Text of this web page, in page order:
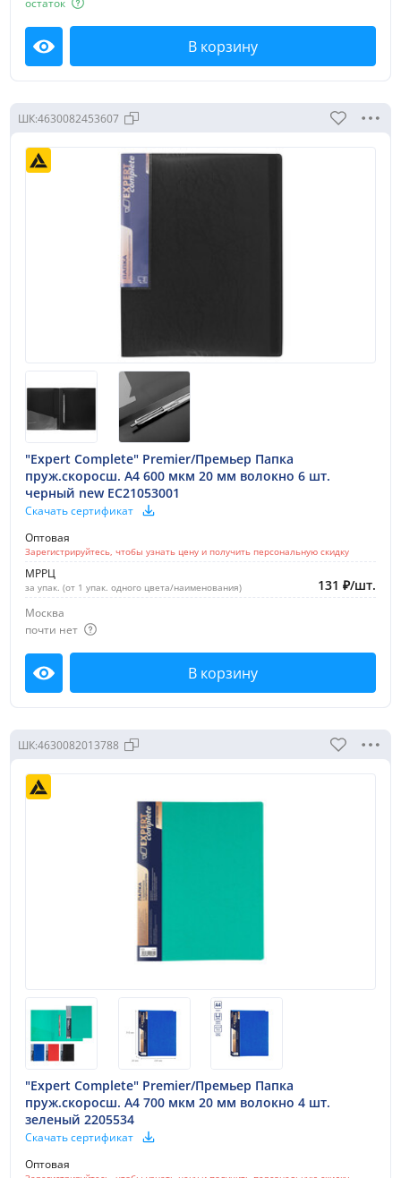
остаток
Посмотреть В корзину
ШК:4630082453607
"Expert Complete" Premier/Премьер Папка
пруж.скоросш. A4 600 мкм 20 мм волокно 6 шт.
черный new EC21053001
Скачать сертификат
Оптовая
Зарегистрируйтесь, чтобы узнать цену и получить персональную скидку
МРРЦ
за упак. (от 1 упак. одного цвета/наименования) 131 ₽/шт.
Москва
почти нет
Посмотреть В корзину
ШК:4630082013788
"Expert Complete" Premier/Премьер Папка
пруж.скоросш. A4 700 мкм 20 мм волокно 4 шт.
зеленый 2205534
Скачать сертификат
Оптовая